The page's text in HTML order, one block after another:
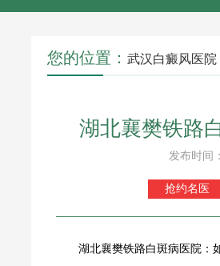
您的位置： 武汉白癜风医院
湖北襄樊铁路
发布时间
抢约名医
湖北襄樊铁路白斑病医院：如